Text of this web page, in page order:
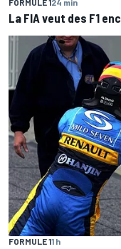
FORMULE 124 min
La FIA veut des F1
FORMULE 11 h